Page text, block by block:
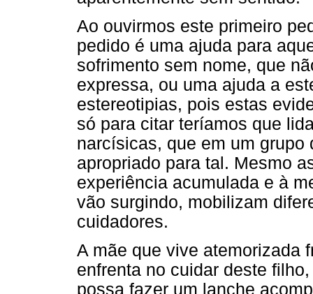
Ao ouvirmos este primeiro
pedido é uma ajuda para
sofrimento sem nome, que
expressa, ou uma ajuda a
estereotipias, pois estas
só para citar teríamos que
narcísicas, que em um grupo
apropriado para tal. Mesmo
experiência acumulada e à
vão surgindo, mobilizam
cuidadores.
A mãe que vive atemorizada
enfrenta no cuidar deste
possa fazer um lanche